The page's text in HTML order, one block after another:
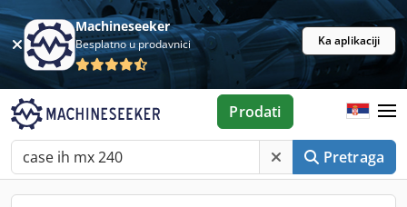
Machineseeker
Besplatno u prodavnici Ka aplikaciji
Pretraga
Prodati